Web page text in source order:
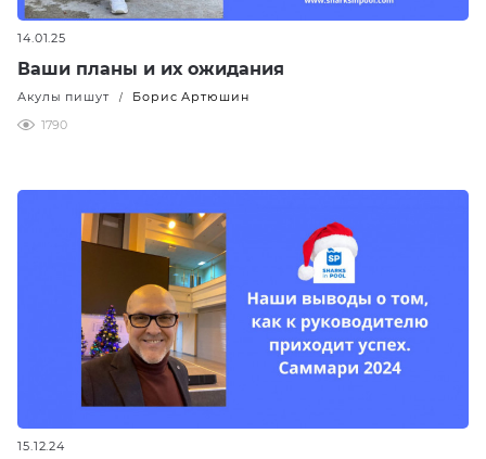
14.01.25
Ваши планы и их ожидания
Акулы пишут /
Борис Артюшин
1790
15.12.24